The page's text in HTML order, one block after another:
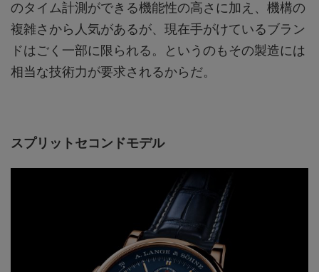
のタイム計測ができる機能性の高さに加え、機構の
複雑さから人気があるが、現在手がけているブラン
ドはごく一部に限られる。というのもその製造には
相当な技術力が要求されるからだ。
スプリットセコンドモデル